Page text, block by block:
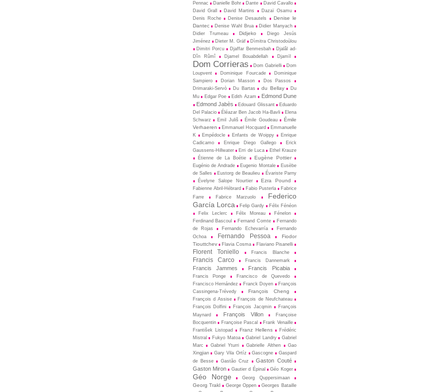
Pennac
Danielle Bohr Dante
David Cavallo
David Grall
David Martins
Dazaï Osamu
Denis Roche
Denise Desautels
Denise le
Dantec
Denise Wahl Brua
Didier Manyach
Didier Trumeau
Didjeko
Diego Jesús
Jiménez
Dieter M. Gräf
Dìmitra Christodoùlou
Dimitri Porcu
Djaffar Benmesbah
Djalâl ad-
Dîn Rûmî
Djamel Bouabdellah Djamīl
Dom Corrieras Dom Gabrielli
Dom
Loupvent
Dominique Fourcade
Dominique
Sampiero
Dorian Masson
Dos Passos
Drimaraki-Servò
Du Bartas du Bellay
Du
Mu
Edgar Poe Edith Azam
Edmond Dune
Edmond Jabès
Edouard Glissant
Eduardo
Del Palacio
Éléazar Ben Jacob Ha-Bavli
Elena
Schwarz
Emil Juliš Émile Goudeau
Émile
Verhaeren
Emmanuel Hocquard
Emmanuelle
K
Empédocle Enfants de Woippy
Enrique
Cadicamo
Enrique Diego Gallego
Erick
Gaussens-Hillwater
Erri de Luca
Ethel Krauze
Étienne de La Boétie
Eugène Pottier
Eugénio de Andrade Eugenio Montale
Eusèbe
de Salles
Eustorg de Beaulieu
Évariste Parny
Évelyne Salope Nourtier
Ezra Pound
Fabienne Abril-Hébrard Fabio Pusterla
Fabrice
Farre
Fabrice Marzuolo
Federico
García Lorca
Felip Gardy
Félix Fénéon
Felix Leclerc
Félix Moreau
Fénelon
Ferdinand Bascoul
Fernand Comte
Fernando
de Rojas
Fernando Echevarría
Fernando
Ochoa
Fernando Pessoa
Fiodor
Tiouttchev
Flavia Cosma Flaviano Pisanelli
Florent Toniello Francis Blanche
Francis Carco Francis Dannemark
Francis Jammes Francis Picabia
Francis Ponge
Francisco de Quevedo
Francisco Hernández
Franck Doyen
François
Cassingena-Trévedy
François Cheng
François d Assise
François de Neufchateau
François Dolfini
François Jacqmin
François
Maynard
François Villon
Françoise
Bocquentin
Françoise Pascal
Frank Venaille
František Listopad
Franz Hellens
Frédéric
Mistral
Fukyo Matoa Gabriel Landry
Gabriel
Marc
Gabriel Yturri Gabrielle Althen
Gao
Xingjian
Gary Vila Ortíz Gascogne
Gaspard
de Besse
Gastão Cruz
Gaston Couté
Gaston Miron
Gautier d Épinal Géo Koger
Géo Norge Georg Quppersimaan
Georg Trakl George Oppen
Georges Bataille